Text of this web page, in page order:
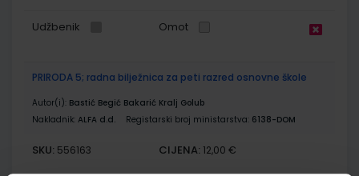
Udžbenik Omot
PRIRODA 5; radna bilježnica za peti razred osnovne škole
Autor(i): Bastić Begić Bakarić Kralj Golub
Nakladnik: ALFA d.d. Registarski broj ministarstva: 6138-DOM
SKU: 556163 CIJENA: 12,00 €